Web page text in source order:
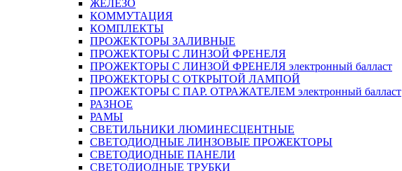
ЖЕЛЕЗО
КОММУТАЦИЯ
КОМПЛЕКТЫ
ПРОЖЕКТОРЫ ЗАЛИВНЫЕ
ПРОЖЕКТОРЫ С ЛИНЗОЙ ФРЕНЕЛЯ
ПРОЖЕКТОРЫ С ЛИНЗОЙ ФРЕНЕЛЯ электронный балласт
ПРОЖЕКТОРЫ С ОТКРЫТОЙ ЛАМПОЙ
ПРОЖЕКТОРЫ С ПАР. ОТРАЖАТЕЛЕМ электронный балласт
РАЗНОЕ
РАМЫ
СВЕТИЛЬНИКИ ЛЮМИНЕСЦЕНТНЫЕ
СВЕТОДИОДНЫЕ ЛИНЗОВЫЕ ПРОЖЕКТОРЫ
СВЕТОДИОДНЫЕ ПАНЕЛИ
СВЕТОДИОДНЫЕ ТРУБКИ